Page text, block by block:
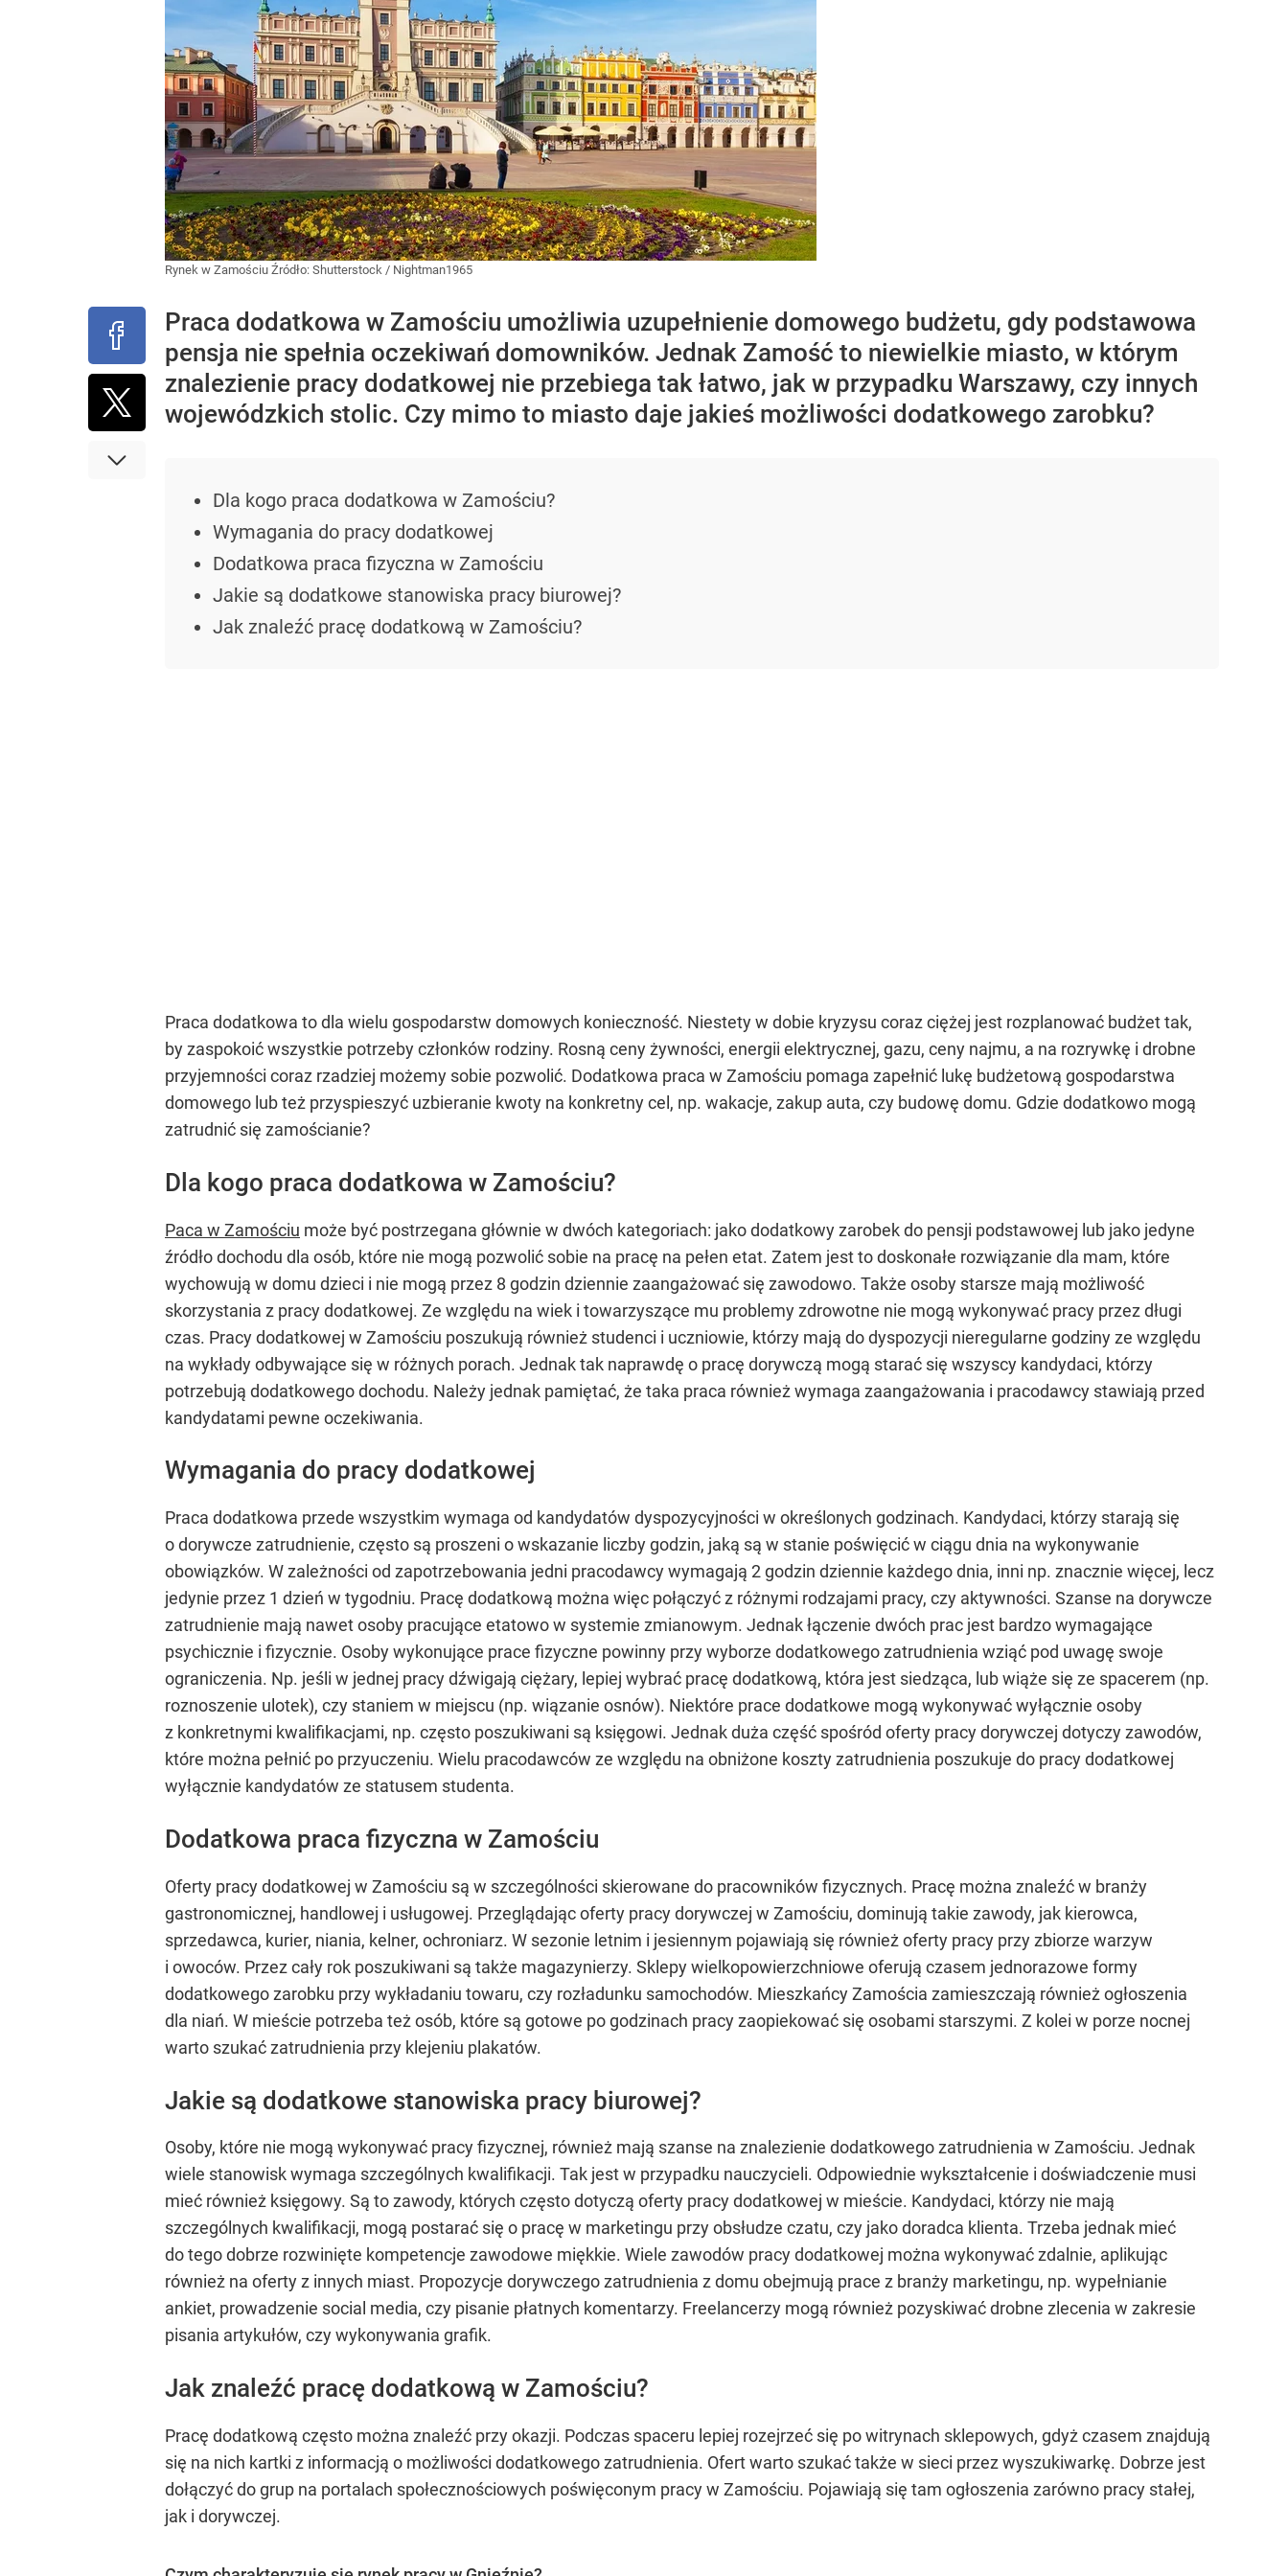
Rynek w Zamościu Źródło: Shutterstock / Nightman1965
Praca dodatkowa w Zamościu umożliwia uzupełnienie domowego budżetu, gdy podstawowa
pensja nie spełnia oczekiwań domowników. Jednak Zamość to niewielkie miasto, w którym
znalezienie pracy dodatkowej nie przebiega tak łatwo, jak w przypadku Warszawy, czy innych
wojewódzkich stolic. Czy mimo to miasto daje jakieś możliwości dodatkowego zarobku?
Dla kogo praca dodatkowa w Zamościu?
Wymagania do pracy dodatkowej
Dodatkowa praca fizyczna w Zamościu
Jakie są dodatkowe stanowiska pracy biurowej?
Jak znaleźć pracę dodatkową w Zamościu?
Praca dodatkowa to dla wielu gospodarstw domowych konieczność. Niestety w dobie kryzysu coraz ciężej jest rozplanować budżet tak,
by zaspokoić wszystkie potrzeby członków rodziny. Rosną ceny żywności, energii elektrycznej, gazu, ceny najmu, a na rozrywkę i drobne
przyjemności coraz rzadziej możemy sobie pozwolić. Dodatkowa praca w Zamościu pomaga zapełnić lukę budżetową gospodarstwa
domowego lub też przyspieszyć uzbieranie kwoty na konkretny cel, np. wakacje, zakup auta, czy budowę domu. Gdzie dodatkowo mogą
zatrudnić się zamościanie?
Dla kogo praca dodatkowa w Zamościu?
Paca w Zamościu może być postrzegana głównie w dwóch kategoriach: jako dodatkowy zarobek do pensji podstawowej lub jako jedyne
źródło dochodu dla osób, które nie mogą pozwolić sobie na pracę na pełen etat. Zatem jest to doskonałe rozwiązanie dla mam, które
wychowują w domu dzieci i nie mogą przez 8 godzin dziennie zaangażować się zawodowo. Także osoby starsze mają możliwość
skorzystania z pracy dodatkowej. Ze względu na wiek i towarzyszące mu problemy zdrowotne nie mogą wykonywać pracy przez długi
czas. Pracy dodatkowej w Zamościu poszukują również studenci i uczniowie, którzy mają do dyspozycji nieregularne godziny ze względu
na wykłady odbywające się w różnych porach. Jednak tak naprawdę o pracę dorywczą mogą starać się wszyscy kandydaci, którzy
potrzebują dodatkowego dochodu. Należy jednak pamiętać, że taka praca również wymaga zaangażowania i pracodawcy stawiają przed
kandydatami pewne oczekiwania.
Wymagania do pracy dodatkowej
Praca dodatkowa przede wszystkim wymaga od kandydatów dyspozycyjności w określonych godzinach. Kandydaci, którzy starają się
o dorywcze zatrudnienie, często są proszeni o wskazanie liczby godzin, jaką są w stanie poświęcić w ciągu dnia na wykonywanie
obowiązków. W zależności od zapotrzebowania jedni pracodawcy wymagają 2 godzin dziennie każdego dnia, inni np. znacznie więcej, lecz
jedynie przez 1 dzień w tygodniu. Pracę dodatkową można więc połączyć z różnymi rodzajami pracy, czy aktywności. Szanse na dorywcze
zatrudnienie mają nawet osoby pracujące etatowo w systemie zmianowym. Jednak łączenie dwóch prac jest bardzo wymagające
psychicznie i fizycznie. Osoby wykonujące prace fizyczne powinny przy wyborze dodatkowego zatrudnienia wziąć pod uwagę swoje
ograniczenia. Np. jeśli w jednej pracy dźwigają ciężary, lepiej wybrać pracę dodatkową, która jest siedząca, lub wiąże się ze spacerem (np.
roznoszenie ulotek), czy staniem w miejscu (np. wiązanie osnów). Niektóre prace dodatkowe mogą wykonywać wyłącznie osoby
z konkretnymi kwalifikacjami, np. często poszukiwani są księgowi. Jednak duża część spośród oferty pracy dorywczej dotyczy zawodów,
które można pełnić po przyuczeniu. Wielu pracodawców ze względu na obniżone koszty zatrudnienia poszukuje do pracy dodatkowej
wyłącznie kandydatów ze statusem studenta.
Dodatkowa praca fizyczna w Zamościu
Oferty pracy dodatkowej w Zamościu są w szczególności skierowane do pracowników fizycznych. Pracę można znaleźć w branży
gastronomicznej, handlowej i usługowej. Przeglądając oferty pracy dorywczej w Zamościu, dominują takie zawody, jak kierowca,
sprzedawca, kurier, niania, kelner, ochroniarz. W sezonie letnim i jesiennym pojawiają się również oferty pracy przy zbiorze warzyw
i owoców. Przez cały rok poszukiwani są także magazynierzy. Sklepy wielkopowierzchniowe oferują czasem jednorazowe formy
dodatkowego zarobku przy wykładaniu towaru, czy rozładunku samochodów. Mieszkańcy Zamościa zamieszczają również ogłoszenia
dla niań. W mieście potrzeba też osób, które są gotowe po godzinach pracy zaopiekować się osobami starszymi. Z kolei w porze nocnej
warto szukać zatrudnienia przy klejeniu plakatów.
Jakie są dodatkowe stanowiska pracy biurowej?
Osoby, które nie mogą wykonywać pracy fizycznej, również mają szanse na znalezienie dodatkowego zatrudnienia w Zamościu. Jednak
wiele stanowisk wymaga szczególnych kwalifikacji. Tak jest w przypadku nauczycieli. Odpowiednie wykształcenie i doświadczenie musi
mieć również księgowy. Są to zawody, których często dotyczą oferty pracy dodatkowej w mieście. Kandydaci, którzy nie mają
szczególnych kwalifikacji, mogą postarać się o pracę w marketingu przy obsłudze czatu, czy jako doradca klienta. Trzeba jednak mieć
do tego dobrze rozwinięte kompetencje zawodowe miękkie. Wiele zawodów pracy dodatkowej można wykonywać zdalnie, aplikując
również na oferty z innych miast. Propozycje dorywczego zatrudnienia z domu obejmują prace z branży marketingu, np. wypełnianie
ankiet, prowadzenie social media, czy pisanie płatnych komentarzy. Freelancerzy mogą również pozyskiwać drobne zlecenia w zakresie
pisania artykułów, czy wykonywania grafik.
Jak znaleźć pracę dodatkową w Zamościu?
Pracę dodatkową często można znaleźć przy okazji. Podczas spaceru lepiej rozejrzeć się po witrynach sklepowych, gdyż czasem znajdują
się na nich kartki z informacją o możliwości dodatkowego zatrudnienia. Ofert warto szukać także w sieci przez wyszukiwarkę. Dobrze jest
dołączyć do grup na portalach społecznościowych poświęconym pracy w Zamościu. Pojawiają się tam ogłoszenia zarówno pracy stałej,
jak i dorywczej.